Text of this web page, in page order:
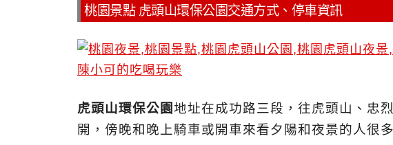
桃園景點 虎頭山環保公園交通方式、停車資訊
虎頭山環保公園地址在成功路三段，往虎頭山、忠
開，傍晚和晚上騎車或開車來看夕陽和夜景的人很多